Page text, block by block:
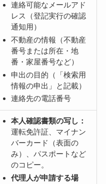
連絡可能なメールアド
レス（登記実行の確認
通知用）
不動産の情報（不動産
番号または所在・地
番・家屋番号など）
申出の目的（「検索用
情報の申出」と記載）
連絡先の電話番号
本人確認書類の写し：
運転免許証、マイナン
バーカード（表面の
み）、パスポートなど
のコピー。
代理人が申請する場